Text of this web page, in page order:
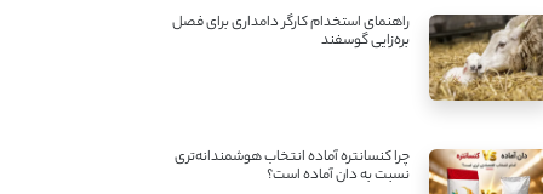
راهنمای استخدام کارگر دامداری برای فصل
بره‌زایی گوسفند
چرا کنسانتره آماده انتخاب هوشمندانه‌تری
نسبت به دان آماده است؟